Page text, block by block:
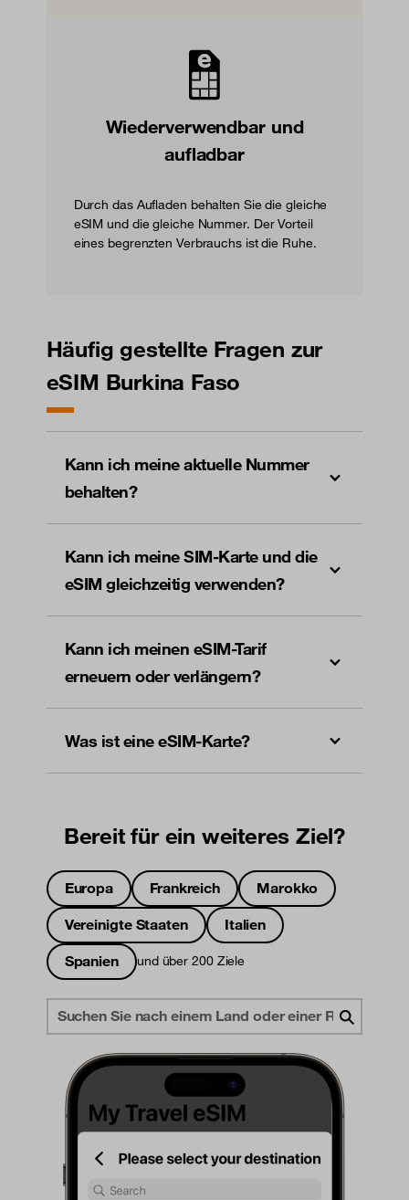
Wiederverwendbar und
aufladbar
Durch das Aufladen behalten Sie die gleiche
eSIM und die gleiche Nummer. Der Vorteil
eines begrenzten Verbrauchs ist die Ruhe.
Häufig gestellte Fragen zur
eSIM Burkina Faso
Kann ich meine aktuelle Nummer
behalten?
Kann ich meine SIM-Karte und die
eSIM gleichzeitig verwenden?
Kann ich meinen eSIM-Tarif
erneuern oder verlängern?
Was ist eine eSIM-Karte?
Bereit für ein weiteres Ziel?
Europa Frankreich
Marokko
Vereinigte Staaten
Italien
Spanien
und über 200 Ziele